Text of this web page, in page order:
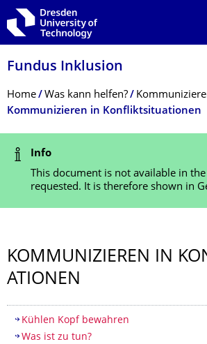
Skip to main navigation
Skip to search
Skip to content
Fundus Inklusion
Breadcrumb Menu
Home Was kann helfen?
Kommunizieren in Konfliktsituationen
Status Message
Info
This document is not available in
requested. It is therefore shown in
KOMMUNIZIEREN IN
ATIONEN
Table of contents
Kühlen Kopf bewahren
Was ist zu tun?